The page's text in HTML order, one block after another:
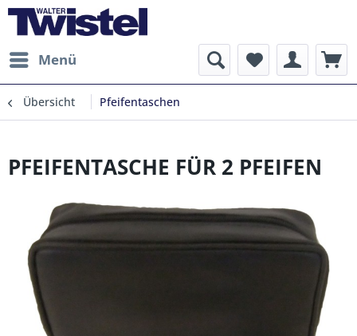
Menü
Übersicht Pfeifentaschen
PFEIFENTASCHE FÜR 2 PFEIFEN